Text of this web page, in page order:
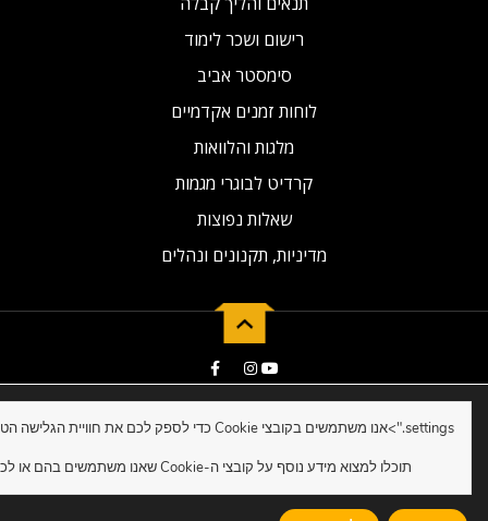
רישום ושכר לימוד
סימסטר אביב
לוחות זמנים אקדמיים
מלגות והלוואות
קרדיט לבוגרי מגמות
שאלות נפוצות
מדיניות, תקנונים ונהלים
2019 © Developed by NG Universal
settings.">
תוכלו למצוא מידע נוסף על קובצי ה-Cookie שאנו משתמשים בהם או לכבות אותם ב-